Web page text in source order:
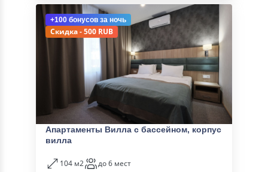
+100 бонусов за ночь
Скидка - 500 RUB
Апартаменты Вилла с бассейном, корпус
вилла
104 м2
до 6 мест